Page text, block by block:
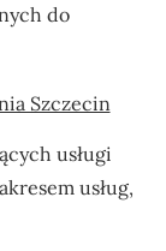
do
Szczecin
usługi
usług,